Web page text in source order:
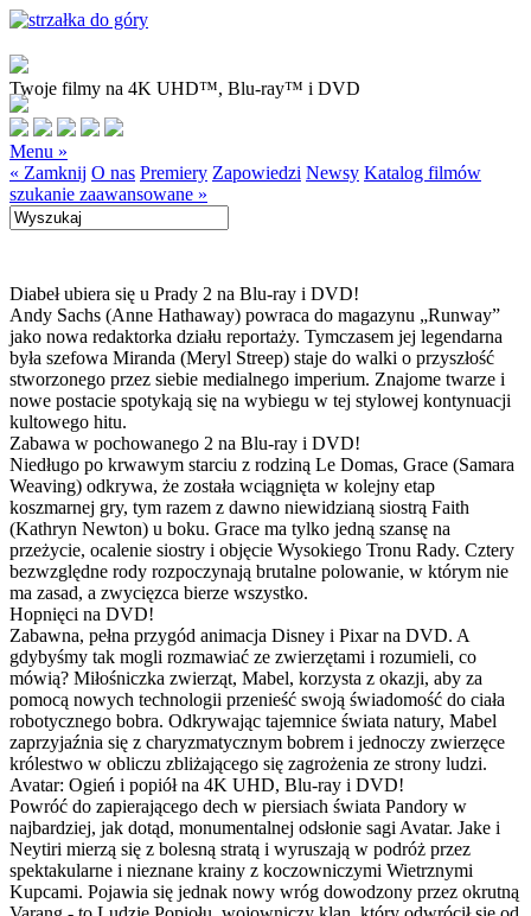
Twoje filmy na 4K UHD™, Blu-ray™ i DVD
Menu »
« Zamknij O nas Premiery Zapowiedzi Newsy Katalog filmów
szukanie zaawansowane »
Diabeł ubiera się u Prady 2 na Blu-ray i DVD!
Andy Sachs (Anne Hathaway) powraca do magazynu „Runway”
jako nowa redaktorka działu reportaży. Tymczasem jej legendarna
była szefowa Miranda (Meryl Streep) staje do walki o przyszłość
stworzonego przez siebie medialnego imperium. Znajome twarze i
nowe postacie spotykają się na wybiegu w tej stylowej kontynuacji
kultowego hitu.
Zabawa w pochowanego 2 na Blu-ray i DVD!
Niedługo po krwawym starciu z rodziną Le Domas, Grace (Samara
Weaving) odkrywa, że została wciągnięta w kolejny etap
koszmarnej gry, tym razem z dawno niewidzianą siostrą Faith
(Kathryn Newton) u boku. Grace ma tylko jedną szansę na
przeżycie, ocalenie siostry i objęcie Wysokiego Tronu Rady. Cztery
bezwzględne rody rozpoczynają brutalne polowanie, w którym nie
ma zasad, a zwycięzca bierze wszystko.
Hopnięci na DVD!
Zabawna, pełna przygód animacja Disney i Pixar na DVD. A
gdybyśmy tak mogli rozmawiać ze zwierzętami i rozumieli, co
mówią? Miłośniczka zwierząt, Mabel, korzysta z okazji, aby za
pomocą nowych technologii przenieść swoją świadomość do ciała
robotycznego bobra. Odkrywając tajemnice świata natury, Mabel
zaprzyjaźnia się z charyzmatycznym bobrem i jednoczy zwierzęce
królestwo w obliczu zbliżającego się zagrożenia ze strony ludzi.
Avatar: Ogień i popiół na 4K UHD, Blu-ray i DVD!
Powróć do zapierającego dech w piersiach świata Pandory w
najbardziej, jak dotąd, monumentalnej odsłonie sagi Avatar. Jake i
Neytiri mierzą się z bolesną stratą i wyruszają w podróż przez
spektakularne i nieznane krainy z koczowniczymi Wietrznymi
Kupcami. Pojawia się jednak nowy wróg dowodzony przez okrutną